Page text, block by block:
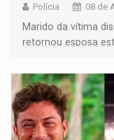
Polícia 08 de
Marido da vítima
retornou esposa